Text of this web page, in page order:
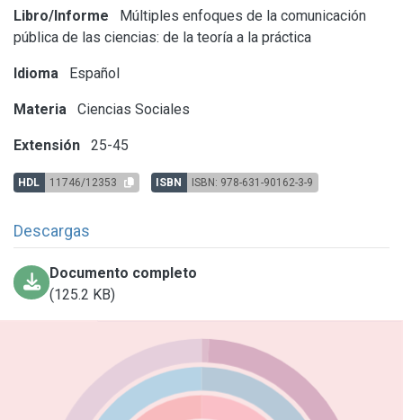
Libro/Informe
Múltiples enfoques de la comunicación
pública de las ciencias: de la teoría a la práctica
Idioma Español
Materia Ciencias Sociales
Extensión 25-45
HDL 11746/12353 ISBN ISBN: 978-631-90162-3-9
Descargas
Documento completo
(125.2 KB)